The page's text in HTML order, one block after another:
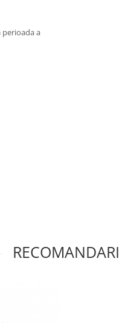
perioada a
RECOMANDARI